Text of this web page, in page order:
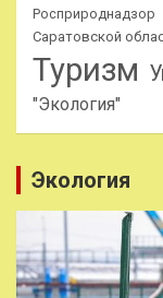
Росприроднадзор
Саратовской
Туризм
"Экология"
Экология